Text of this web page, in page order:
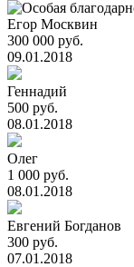
Егор Москвин
300 000 руб.
09.01.2018
Геннадий
500 руб.
08.01.2018
Олег
1 000 руб.
08.01.2018
Евгений Богданов
300 руб.
07.01.2018